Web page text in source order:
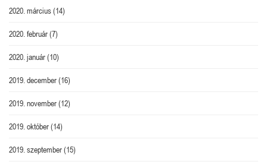
2020. március(14)
2020. február(7)
2020. január(10)
2019. december(16)
2019. november(12)
2019. október(14)
2019. szeptember(15)